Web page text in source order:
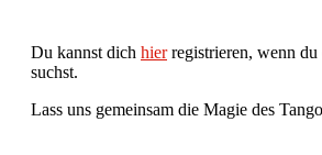
Du kannst dich hierregistrieren, wenn du
suchst.
Lass uns gemeinsam die Magie des